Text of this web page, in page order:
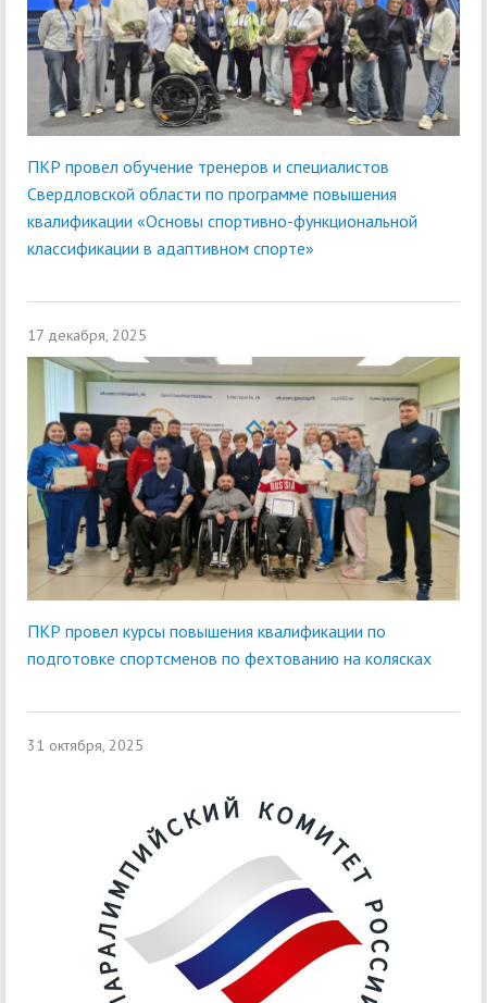
ПКР провел обучение тренеров и специалистов
Свердловской области по программе повышения
квалификации «Основы спортивно-функциональной
классификации в адаптивном спорте»
17 декабря, 2025
ПКР провел курсы повышения квалификации по
подготовке спортсменов по фехтованию на колясках
31 октября, 2025